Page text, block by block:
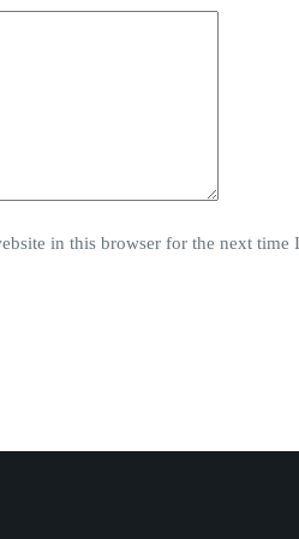
in this browser for the next time